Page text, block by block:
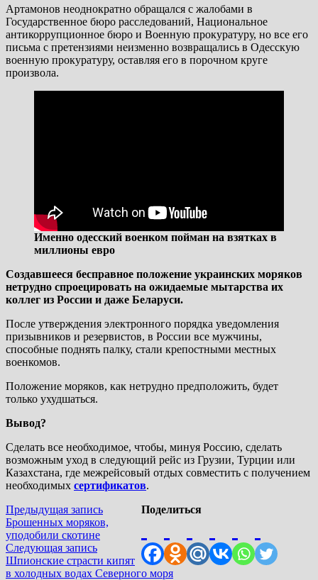
Артамонов неоднократно обращался с жалобами в
Государственное бюро расследований, Национальное
антикоррупционное бюро и Военную прокуратуру, но все его
письма с претензиями неизменно возвращались в Одесскую
военную прокуратуру, оставляя его в порочном круге
произвола.
Именно одесский военком пойман на взятках в
миллионы евро
Создавшееся бесправное положение украинских моряков
нетрудно спроецировать на ожидаемые мытарства их
коллег из России и даже Беларуси.
После утверждения электронного порядка уведомления
призывников и резервистов, в России все мужчины,
способные поднять палку, стали крепостными местных
военкомов.
Положение моряков, как нетрудно предположить, будет
только ухудшаться.
Вывод?
Сделать все необходимое, чтобы, минуя Россию, сделать
возможным уход в следующий рейс из Грузии, Турции или
Казахстана, где межрейсовый отдых совместить с получением
необходимых сертификатов.
Поделиться
Навигация
по
записям
Предыдущая записьПредыдущая
запись:
Брошенных моряков,
уподобили скотине
Следующая записьСледующая
запись:
Шпионские страсти кипят
в холодных водах Северного моря